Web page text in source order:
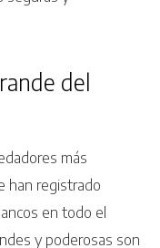
del
más
han registrado
en todo el
y poderosas son